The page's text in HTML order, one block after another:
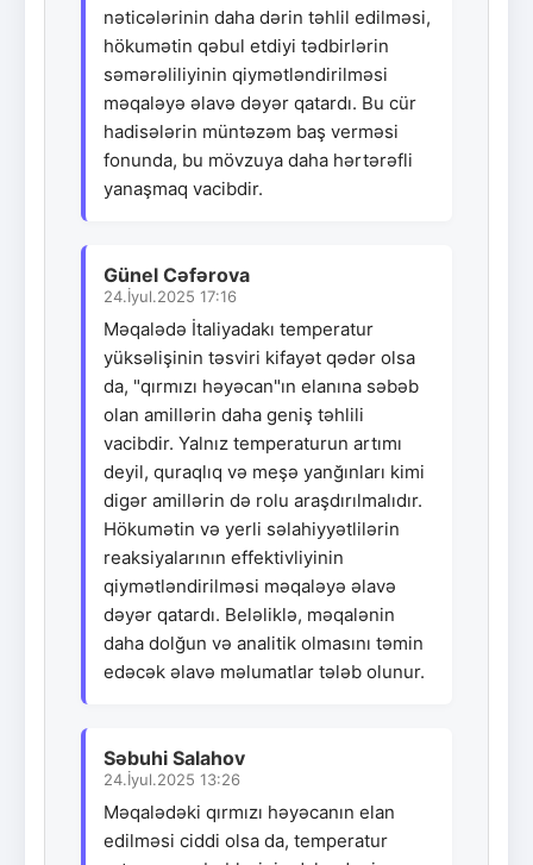
nəticələrinin daha dərin təhlil edilməsi,
hökumətin qəbul etdiyi tədbirlərin
səmərəliliyinin qiymətləndirilməsi
məqaləyə əlavə dəyər qatardı. Bu cür
hadisələrin müntəzəm baş verməsi
fonunda, bu mövzuya daha hərtərəfli
yanaşmaq vacibdir.
Günel Cəfərova
24.İyul.2025 17:16
Məqalədə İtaliyadakı temperatur
yüksəlişinin təsviri kifayət qədər olsa
da, "qırmızı həyəcan"ın elanına səbəb
olan amillərin daha geniş təhlili
vacibdir. Yalnız temperaturun artımı
deyil, quraqlıq və meşə yanğınları kimi
digər amillərin də rolu araşdırılmalıdır.
Hökumətin və yerli səlahiyyətlilərin
reaksiyalarının effektivliyinin
qiymətləndirilməsi məqaləyə əlavə
dəyər qatardı. Beləliklə, məqalənin
daha dolğun və analitik olmasını təmin
edəcək əlavə məlumatlar tələb olunur.
Səbuhi Salahov
24.İyul.2025 13:26
Məqalədəki qırmızı həyəcanın elan
edilməsi ciddi olsa da, temperatur